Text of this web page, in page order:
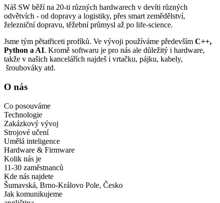
Náš SW běží na 20-ti různých hardwarech v devíti různých
odvětvích - od dopravy a logistiky, přes smart zemědělství,
železniční dopravu, těžební průmysl až po life-science.
Jsme tým pětatřiceti profíků. Ve vývoji používáme především C++,
Python a AI. Kromě softwaru je pro nás ale důležitý i hardware,
takže v našich kancelářích najdeš i vrtačku, pájku, kabely,
šroubováky atd.
O nás
Co posouváme
Technologie
Zakázkový vývoj
Strojové učení
Umělá inteligence
Hardware & Firmware
Kolik nás je
11-30 zaměstnanců
Kde nás najdete
Šumavská, Brno-Královo Pole, Česko
Jak komunikujeme